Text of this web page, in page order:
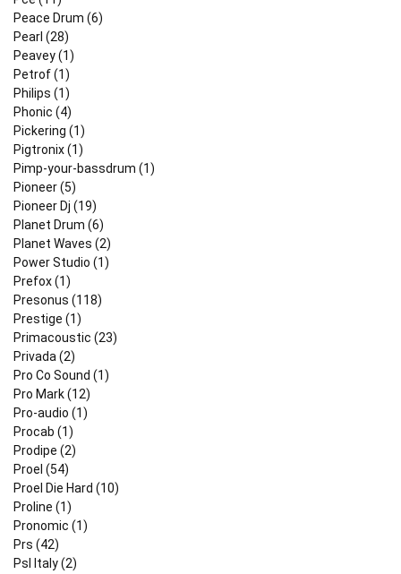
Peace Drum (6)
Pearl (28)
Peavey (1)
Petrof (1)
Philips (1)
Phonic (4)
Pickering (1)
Pigtronix (1)
Pimp-your-bassdrum (1)
Pioneer (5)
Pioneer Dj (19)
Planet Drum (6)
Planet Waves (2)
Power Studio (1)
Prefox (1)
Presonus (118)
Prestige (1)
Primacoustic (23)
Privada (2)
Pro Co Sound (1)
Pro Mark (12)
Pro-audio (1)
Procab (1)
Prodipe (2)
Proel (54)
Proel Die Hard (10)
Proline (1)
Pronomic (1)
Prs (42)
Psl Italy (2)